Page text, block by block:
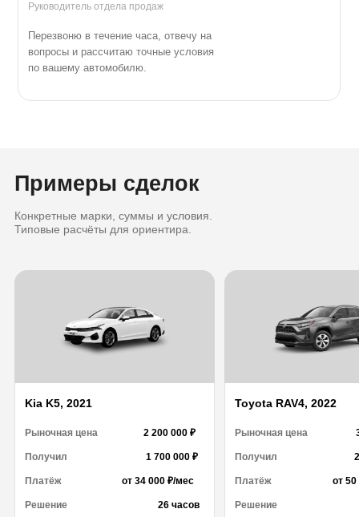
Перезвоню в течение часа, отвечу на
вопросы и рассчитаю точные условия
по вашему автомобилю.
Руководитель отдела продаж
Примеры сделок
Конкретные марки, суммы и условия.
Типовые расчёты для ориентира.
Рыночная цена 2 200 000 ₽
Получил 1 700 000 ₽
Платёж от 34 000 ₽/мес
Решение 26 часов
Kia K5, 2021
Рыночная цена
Получил
Платёж от
Решение
Toyota RAV4, 2022
Рыночная цена 2 200 000 ₽
Получил 1 700 000 ₽
Платёж от 34 000 ₽/мес
Решение 26 часов
Kia K5, 2021
Рыночная цена
Получил
Платёж от
Решение
Toyota RAV4, 2022